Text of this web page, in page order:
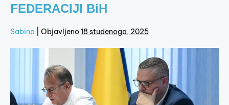
FEDERACIJI BiH
Sabina Objavljeno 18 studenoga, 2025